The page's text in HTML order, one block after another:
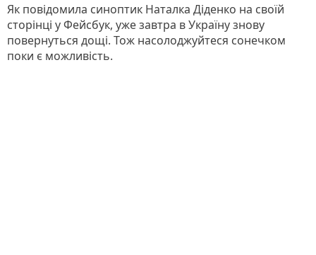
Як повідомила синоптик Наталка Діденко на своїй
сторінці у Фейсбук, уже завтра в Україну знову
повернуться дощі. Тож насолоджуйтеся сонечком
поки є можливість.